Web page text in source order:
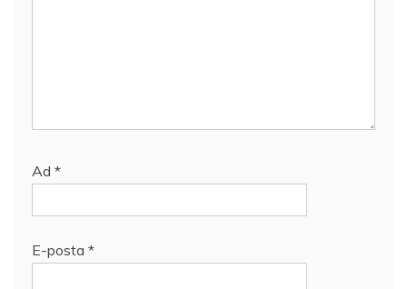
Ad *
E-posta *